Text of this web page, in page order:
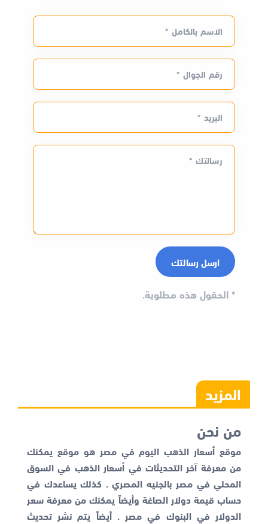
الاسم بالكامل *
رقم الجوال *
البريد *
رسالتك *
* الحقول هذه مطلوبة.
المزيد
من نحن
موقع أسعار الذهب اليوم في مصر هو موقع يمكنك
من معرفة آخر التحديثات في أسعار الذهب في السوق
المحلي في مصر بالجنيه المصري . كذلك يساعدك في
حساب قيمة دولار الصاغة وأيضاً يمكنك من معرفة سعر
الدولار في البنوك في مصر . أيضاً يتم نشر تحديث